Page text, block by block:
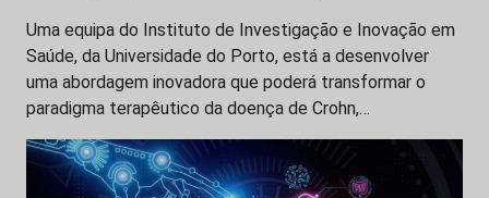
Uma equipa do Instituto de Investigação e Inovação em
Saúde, da Universidade do Porto, está a desenvolver
uma abordagem inovadora que poderá transformar o
paradigma terapêutico da doença de Crohn,…